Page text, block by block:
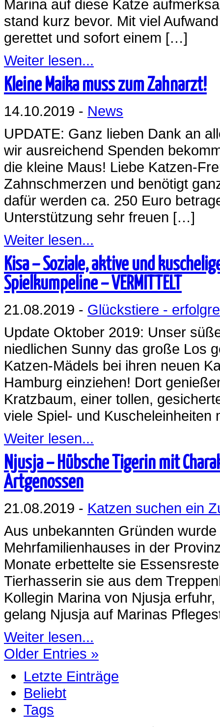
Marina auf diese Katze
stand kurz bevor. Mit viel
gerettet und sofort einem […]
Weiter lesen...
Kleine Maika muss zum Zahnarzt!
14.10.2019 - News
UPDATE: Ganz lieben Dank an
wir ausreichend Spenden
die kleine Maus! Liebe Katzen-
Zahnschmerzen und benötigt
dafür werden ca. 250 Euro
Unterstützung sehr freuen […]
Weiter lesen...
Kisa – Soziale, aktive und
Spielkumpeline – VERMITTELT
21.08.2019 - Glückstiere -
Update Oktober 2019: Unser
niedlichen Sunny das große Los
Katzen-Mädels bei ihren neuen
Hamburg einziehen! Dort
Kratzbaum, einer tollen,
viele Spiel- und
Weiter lesen...
Njusja – Hübsche Tigerin mit
Artgenossen
21.08.2019 - Katzen suchen ein
Aus unbekannten Gründen
Mehrfamilienhauses in der
Monate erbettelte sie
Tierhasserin sie aus dem
Kollegin Marina von Njusja
gelang Njusja auf Marinas
Weiter lesen...
Older Entries »
Letzte Einträge
Beliebt
Tags